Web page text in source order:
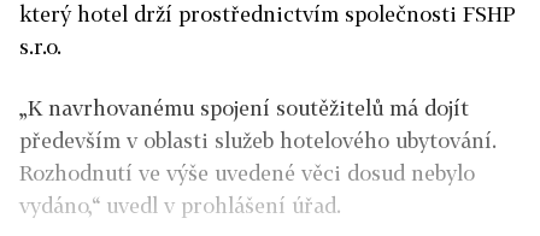
který hotel drží prostřednictvím společnosti FSHP
s.r.o.
„K navrhovanému spojení soutěžitelů má dojít
především v oblasti služeb hotelového ubytování.
Rozhodnutí ve výše uvedené věci dosud nebylo
vydáno,“ uvedl v prohlášení úřad.